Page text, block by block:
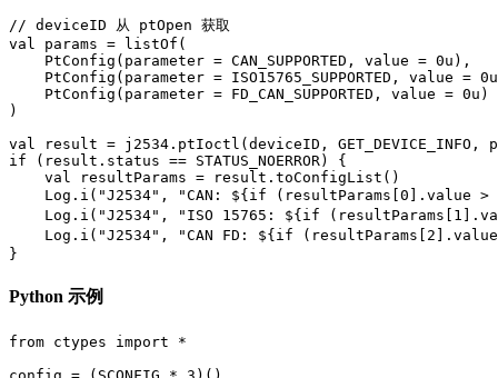
// deviceID 从 ptOpen 获取
val params = listOf(
    PtConfig(parameter = CAN_SUPPORTED, value = 0u),
PtConfig(parameter = ISO15765_SUPPORTED, value =
    PtConfig(parameter = FD_CAN_SUPPORTED, value = 0u)
)
val result = j2534.ptIoctl(deviceID, GET_DEVICE_INFO,
if (result.status == STATUS_NOERROR) {
    val resultParams = result.toConfigList()
Log.i("J2534", "CAN: ${if (resultParams[0].value >
Log.i("J2534", "ISO 15765: ${if
Log.i("J2534", "CAN FD: ${if
}
Python 示例
from ctypes import *